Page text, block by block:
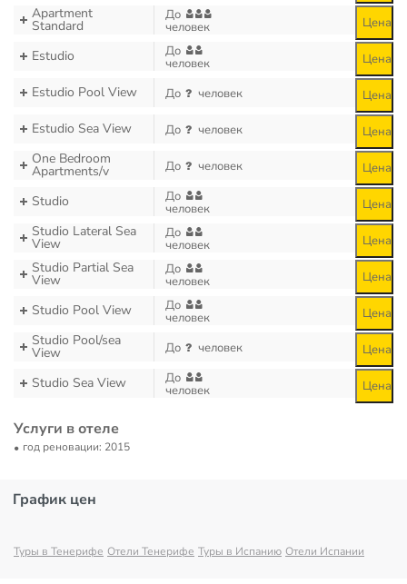
Apartment
Standard
До
человек Цена
Estudio До
человек Цена
Estudio Pool View До человек Цена
Estudio Sea View До человек Цена
One Bedroom
Apartments/v До человек Цена
Studio До
человек Цена
Studio Lateral Sea
View
До
человек Цена
Studio Partial Sea
View
До
человек Цена
Studio Pool View До
человек Цена
Studio Pool/sea
View До человек Цена
Studio Sea View До
человек Цена
Услуги в отеле
год реновации: 2015
График цен
Туры в Тенерифе Отели Тенерифе Туры в Испанию Отели Испании